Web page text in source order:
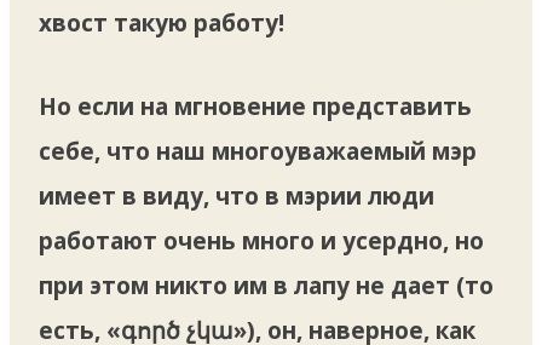
хвост такую работу!
Но если на мгновение представить
себе, что наш многоуважаемый мэр
имеет в виду, что в мэрии люди
работают очень много и усердно, но
при этом никто им в лапу не дает (то
есть, «գործ չկա»), он, наверное, как